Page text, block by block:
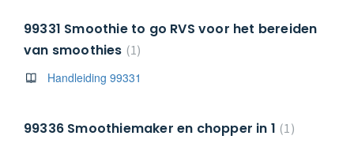
99331 Smoothie to go RVS voor het bereiden
van smoothies 1
Handleiding 99331
99336 Smoothiemaker en chopper in 1 1